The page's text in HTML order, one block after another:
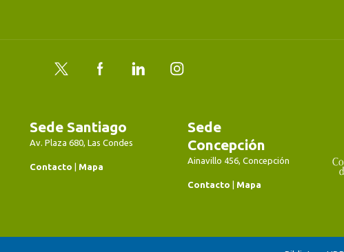
Twitter FacebookLinkedInInstagram
Sede Santiago
Av. Plaza 680, Las Condes
Contacto | Mapa
Sede
Concepción
Ainavillo 456, Concepción
Contacto | Mapa